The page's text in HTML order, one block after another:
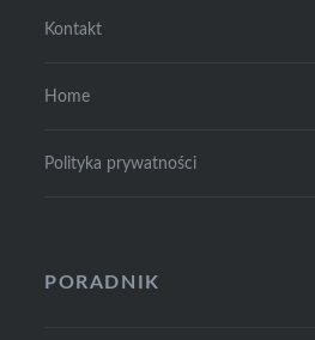
Kontakt
Home
Polityka prywatności
PORADNIK